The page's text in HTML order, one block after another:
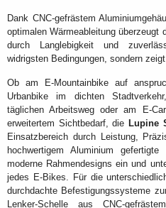
Dank CNC-gefrästem
optimalen Wärmeableitung überzeugt
durch Langlebigkeit und
widrigsten Bedingungen, sondern
Ob am E-Mountainbike auf
Urbanbike im dichten
täglichen Arbeitsweg oder am E-
erweitertem Sichtbedarf, die Lupine
Einsatzbereich durch Leistung,
hochwertigem Aluminium
moderne Rahmendesigns ein und
jedes E-Bikes. Für die
durchdachte Befestigungssysteme
Lenker-Schelle aus CNC-